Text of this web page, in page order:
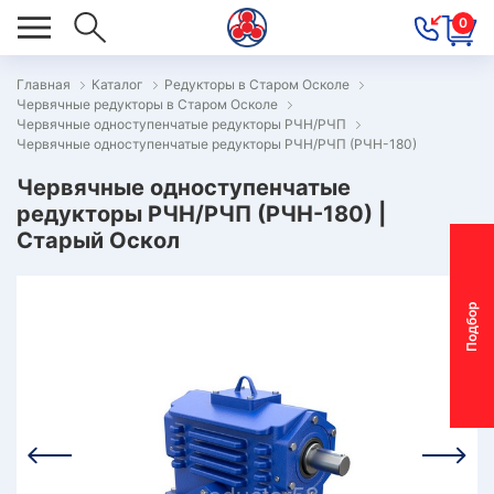
0
П
о
д
б
о
р
м
о
т
о
р
-
р
е
д
у
к
т
о
р
Главная Каталог
Редукторы в Старом Осколе
Червячные редукторы в Старом Осколе
Червячные одноступенчатые редукторы РЧН/РЧП
Червячные одноступенчатые редукторы РЧН/РЧП (РЧН-180)
Червячные одноступенчатые
редукторы РЧН/РЧП (РЧН-180) |
Старый Оскол